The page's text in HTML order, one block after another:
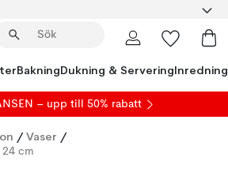
BakningDukning & ServeringInredning
– upp till 50% rabatt
/ Vaser /
24 cm